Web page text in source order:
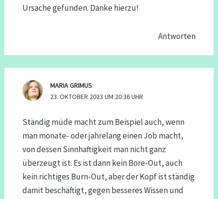
Ursache gefunden. Danke hierzu!
Antworten
MARIA GRIMUS
23. OKTOBER 2023 UM 20:36 UHR
Ständig müde macht zum Beispiel auch, wenn
man monate- oder jahrelang einen Job macht,
von dessen Sinnhaftigkeit man nicht ganz
überzeugt ist. Es ist dann kein Bore-Out, auch
kein richtiges Burn-Out, aber der Kopf ist ständig
damit beschäftigt, gegen besseres Wissen und